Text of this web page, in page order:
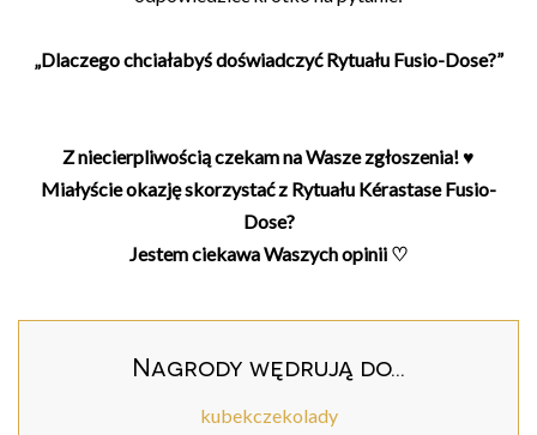
„Dlaczego chciałabyś doświadczyć Rytuału Fusio-Dose?”
Z niecierpliwością czekam na Wasze zgłoszenia! ♥
Miałyście okazję skorzystać z Rytuału Kérastase Fusio-
Dose?
Jestem ciekawa Waszych opinii ♡
Nagrody wędrują do...
kubekczekolady